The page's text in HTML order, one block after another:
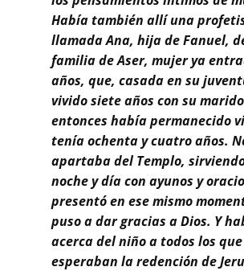
Había también allí una
llamada Ana, hija de Fanuel,
familia de Aser, mujer ya
años, que, casada en su
vivido siete años con su
entonces había permanecido
tenía ochenta y cuatro años.
apartaba del Templo,
noche y día con ayunos y
presentó en ese mismo
puso a dar gracias a Dios. Y
acerca del niño a todos los que
esperaban la redención de